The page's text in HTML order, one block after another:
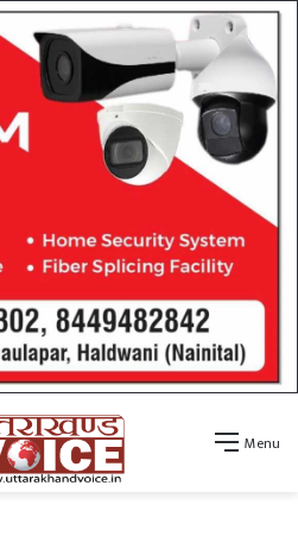
Menu